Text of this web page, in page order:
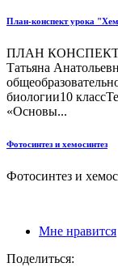
План-конспект урока
ПЛАН КОНСПЕКТ
Татьяна
биологии10
«Основы...
Фотосинтез и хемосинтез
Фотосинтез и
Мне нравится
Поделиться: